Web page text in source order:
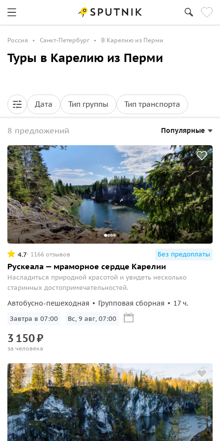
Россия Санкт-Петербург В Карелию из Перми
Туры в Карелию из Перми
Дата Тип группы Тип транспорта
8 предложений Популярные
4.7 1166 отзывов Без предоплаты
Рускеала — мраморное сердце Карелии
Насладиться природной красотой и увидеть несколько
старинных достопримечательностей.
Автобусно-пешеходная Групповая сборная 17 ч.
Завтра в 07:00 Вс, 9 авг, 07:00
3 150₽
за человека